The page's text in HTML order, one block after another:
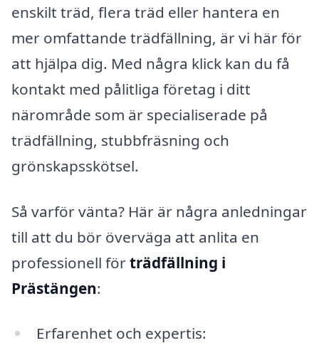
enskilt träd, flera träd eller hantera en
mer omfattande trädfällning, är vi här för
att hjälpa dig. Med några klick kan du få
kontakt med pålitliga företag i ditt
närområde som är specialiserade på
trädfällning, stubbfräsning och
grönskapsskötsel.
Så varför vänta? Här är några anledningar
till att du bör överväga att anlita en
professionell förträdfällning i
Prästängen:
Erfarenhet och expertis: